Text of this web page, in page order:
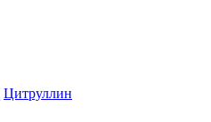
Цитруллин